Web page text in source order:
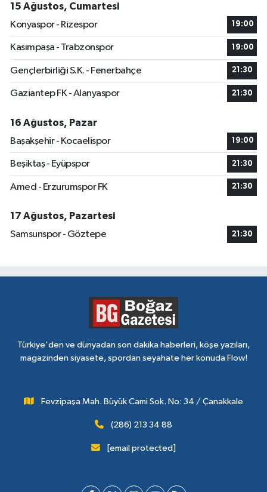
15 Ağustos, Cumartesi
Konyaspor - Rizespor
19:00
Kasımpaşa - Trabzonspor 19:00
Gençlerbirliği S.K. - Fenerbahçe 21:30
Gaziantep FK - Alanyaspor 21:30
16 Ağustos, Pazar
Başakşehir - Kocaelispor
19:00
Beşiktaş - Eyüpspor 21:30
Amed - Erzurumspor FK 21:30
17 Ağustos, Pazartesi
Samsunspor - Göztepe
21:30
Türkiye'den ve dünyadan son dakika haberleri, köşe yazıları,
magazinden siyasete, spordan seyahate her konuda Flow!
Fevzipaşa Mah. Büyük Cami Sok. No: 34 / Çanakkale
(286) 213 34 88
[email protected]